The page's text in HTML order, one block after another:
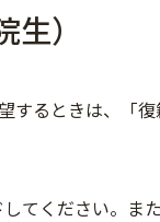
）
するときは、「
てください。ま